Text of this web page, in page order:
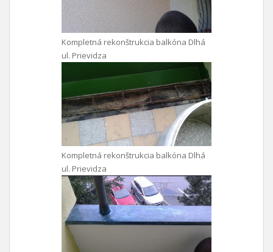
Kompletná rekonštrukcia balkóna Dlhá
ul. Prievidza
Kompletná rekonštrukcia balkóna Dlhá
ul. Prievidza